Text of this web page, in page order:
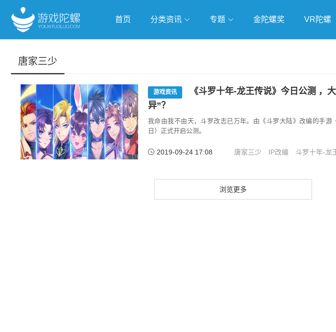
首页 分类资讯 专题 金陀螺奖 VR陀螺
唐家三少
游戏资讯
《斗罗十年-龙王传说》今日公测 ，
异”？
我命由我不由天，斗罗改志已万年。由《斗罗大陆》改编的手游
日）正式开启公测。
2019-09-24 17:08 唐家三少 IP改编 斗罗十年-龙
浏览更多